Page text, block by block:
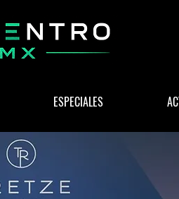
ESPECIALES